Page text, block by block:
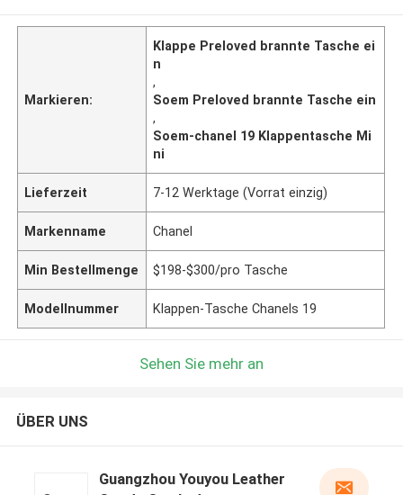
Markieren:
Klappe Preloved brannte Tasche ei
n
,
Soem Preloved brannte Tasche ein
,
Soem-chanel 19 Klappentasche Mi
ni
Lieferzeit 7-12 Werktage (Vorrat einzig)
Markenname Chanel
Min Bestellmenge $198-$300/pro Tasche
Modellnummer Klappen-Tasche Chanels 19
Sehen Sie mehr an
ÜBER UNS
Guangzhou Youyou Leather